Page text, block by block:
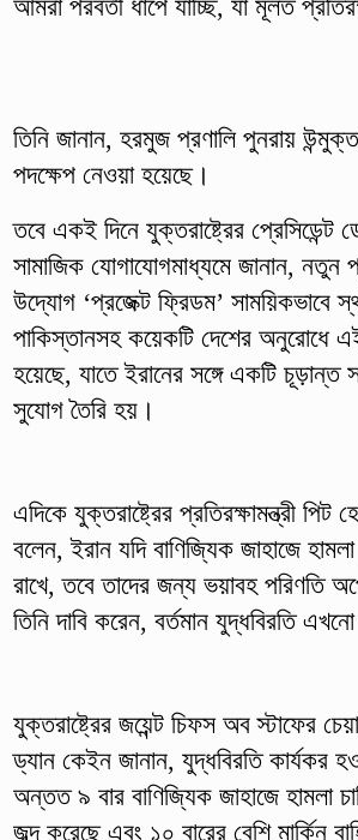
আমরা পরবর্তী ধাপে যাচ্ছি, যা মূলত
তিনি জানান, হরমুজ প্রণালি পুনরায়
পদক্ষেপ নেওয়া হয়েছে।
তবে একই দিনে যুক্তরাষ্ট্রের প্রেসিডেন্ট
সামাজিক যোগাযোগমাধ্যমে জানান, নতুন
উদ্যোগ ‘প্রজেক্ট ফ্রিডম’ সাময়িকভাবে
পাকিস্তানসহ কয়েকটি দেশের অনুরোধে
হয়েছে, যাতে ইরানের সঙ্গে একটি
সুযোগ তৈরি হয়।
এদিকে যুক্তরাষ্ট্রের প্রতিরক্ষামন্ত্রী পিট
বলেন, ইরান যদি বাণিজ্যিক জাহাজে
রাখে, তবে তাদের জন্য ভয়াবহ পরিণতি
তিনি দাবি করেন, বর্তমান যুদ্ধবিরতি
যুক্তরাষ্ট্রের জয়েন্ট চিফস অব স্টাফের
ড্যান কেইন জানান, যুদ্ধবিরতি কার্যকর
অন্তত ৯ বার বাণিজ্যিক জাহাজে হামলা
জব্দ করেছে এবং ১০ বারের বেশি মার্কিন